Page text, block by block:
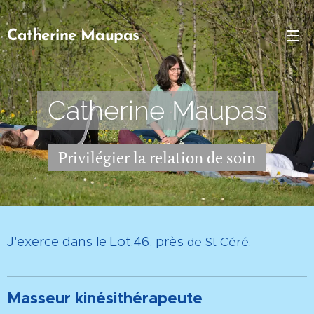
CatherineMaupas
Catherine Maupas
Privilégier la relation de soin
J'exerce dans le Lot,46, près de St Céré.
Masseur kinésithérapeute